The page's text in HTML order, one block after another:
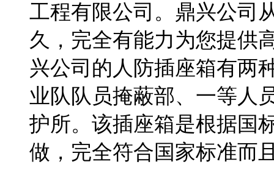
工程有限公司。鼎兴公司
久，完全有能力为您提供
兴公司的人防插座箱有两
业队队员掩蔽部、一等人
护所。该插座箱是根据国
做，完全符合国家标准而